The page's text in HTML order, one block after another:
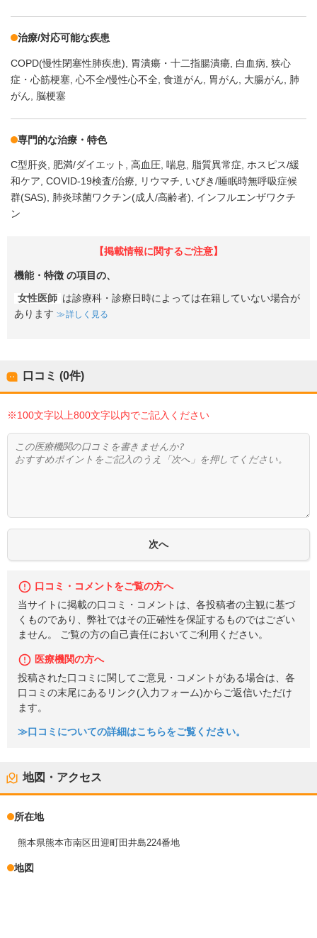
治療/対応可能な疾患
COPD(慢性閉塞性肺疾患) 胃潰瘍・十二指腸潰瘍 白血病 狭心
症・心筋梗塞 心不全/慢性心不全 食道がん 胃がん 大腸がん
肺
がん
脳梗塞
専門的な治療・特色
C型肝炎 肥満/ダイエット 高血圧 喘息 脂質異常症
ホスピス/緩
和ケア COVID-19検査/治療 リウマチ
いびき/睡眠時無呼吸症候
群(SAS)
肺炎球菌ワクチン(成人/高齢者)
インフルエンザワクチ
ン
【掲載情報に関するご注意】
機能・特徴 の項目の、
女性医師 は診療科・診療日時によっては在籍していない場合が
あります
詳しく見る
口コミ (0件)
※100文字以上800文字以内でご記入ください
口コミ・コメントをご覧の方へ
当サイトに掲載の口コミ・コメントは、各投稿者の主観に基づ
くものであり、弊社ではその正確性を保証するものではござい
ません。 ご覧の方の自己責任においてご利用ください。
医療機関の方へ
投稿された口コミに関してご意見・コメントがある場合は、各
口コミの末尾にあるリンク(入力フォーム)からご返信いただけ
ます。
≫口コミについての詳細はこちらをご覧ください。
地図・アクセス
所在地
熊本県熊本市南区田迎町田井島224番地
地図